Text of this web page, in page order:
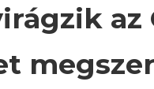
az